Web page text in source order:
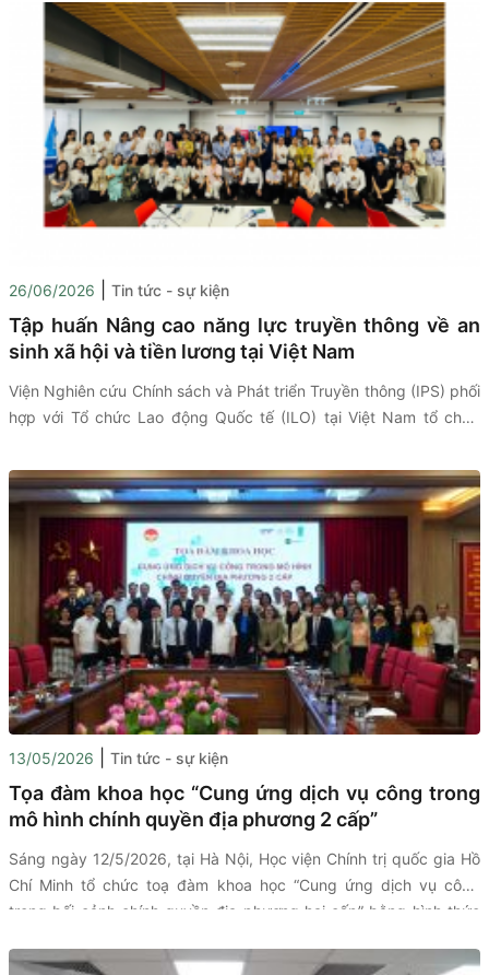
26/06/2026 Tin tức - sự kiện
Tập huấn Nâng cao năng lực truyền thông về an
sinh xã hội và tiền lương tại Việt Nam
Viện Nghiên cứu Chính sách và Phát triển Truyền thông (IPS) phối
hợp với Tổ chức Lao động Quốc tế (ILO) tại Việt Nam tổ chức
viên với chủ đề: “Tập huấn Nâng cao năng lực truyền thông về an
sinh xã hội và tiền lương tại Việt Nam”. Chương trình nhằm tăng
cường hiểu biết của đội ngũ báo chí về những xu hướng mới của
thị trường lao động và các chính sách an sinh xã hội, qua đó góp
phần nâng cao chất lượng thông tin và truyền thông về các vấn
đề phát triển xã hội trong giai đoạn hiện nay.
13/05/2026 Tin tức - sự kiện
Tọa đàm khoa học “Cung ứng dịch vụ công trong
mô hình chính quyền địa phương 2 cấp”
Sáng ngày 12/5/2026, tại Hà Nội, Học viện Chính trị quốc gia Hồ
Chí Minh tổ chức toạ đàm khoa học “Cung ứng dịch vụ công
trong bối cảnh chính quyền địa phương hai cấp” bằng hình thức
trong cả nước.